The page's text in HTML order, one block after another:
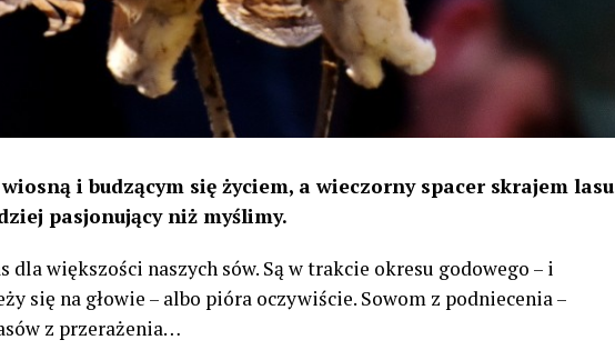
i budzącym się życiem, a wieczorny spacer skrajem lasu
pasjonujący niż myślimy.
dla większości naszych sów. Są w trakcie okresu godowego – i
się na głowie – albo pióra oczywiście. Sowom z podniecenia –
z przerażenia…